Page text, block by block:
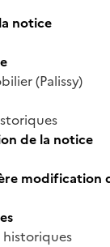
notice
(Palissy)
de la notice
modification